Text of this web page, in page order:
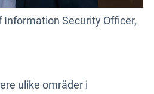
Information Security Officer,
ulike områder i